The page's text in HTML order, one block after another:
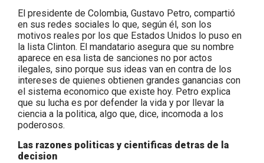
El presidente de Colombia, Gustavo Petro, compartió
en sus redes sociales lo que, según él, son los
motivos reales por los que Estados Unidos lo puso en
la lista Clinton. El mandatario asegura que su nombre
aparece en esa lista de sanciones no por actos
ilegales, sino porque sus ideas van en contra de los
intereses de quienes obtienen grandes ganancias con
el sistema economico que existe hoy. Petro explica
que su lucha es por defender la vida y por llevar la
ciencia a la politica, algo que, dice, incomoda a los
poderosos.
Las razones politicas y cientificas detras de la
decision